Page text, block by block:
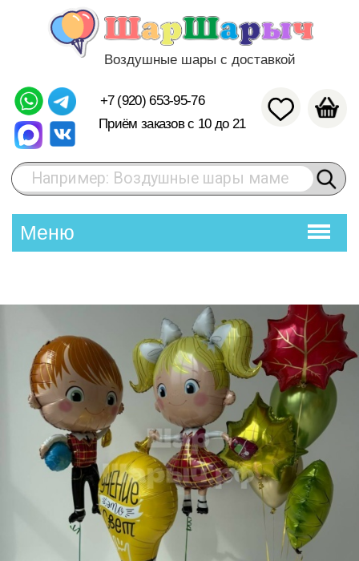
Воздушные шары с доставкой
Приём заказов с 10 до 21
Меню
Например: Воздушные шары маме